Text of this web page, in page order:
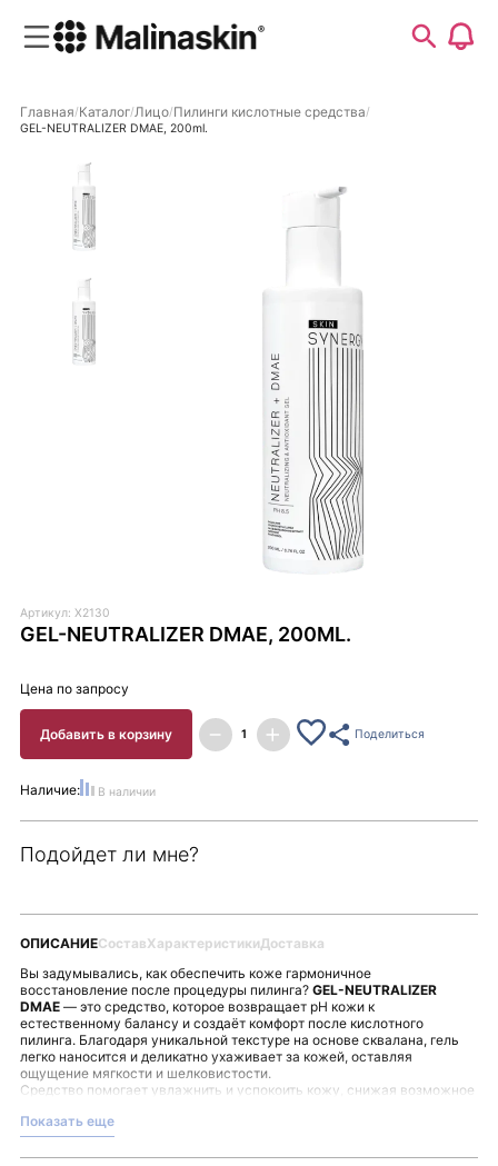
Главная Каталог Лицо Пилинги кислотные средства
GEL-NEUTRALIZER DMAE, 200ml.
Артикул: X2130
GEL-NEUTRALIZER DMAE, 200ML.
Цена по запросу
Добавить в корзину Поделиться
Наличие: В наличии
Подойдет ли мне?
ОПИСАНИЕСоставХарактеристикиДоставка
Вы задумывались, как обеспечить коже гармоничное
восстановление после процедуры пилинга? GEL-NEUTRALIZER
DMAE— это средство, которое возвращает рН кожи к
естественному балансу и создаёт комфорт после кислотного
пилинга. Благодаря уникальной текстуре на основе сквалана, гель
легко наносится и деликатно ухаживает за кожей, оставляя
ощущение мягкости и шелковистости.
Средство помогает увлажнить и успокоить кожу, снижая возможное
компонентов, который поддерживает естественные процессы
обновления и дарит приятное ощущение свежести и комфорта.
Удобный дозатор делает использование геля простым и экономным.
Показать еще